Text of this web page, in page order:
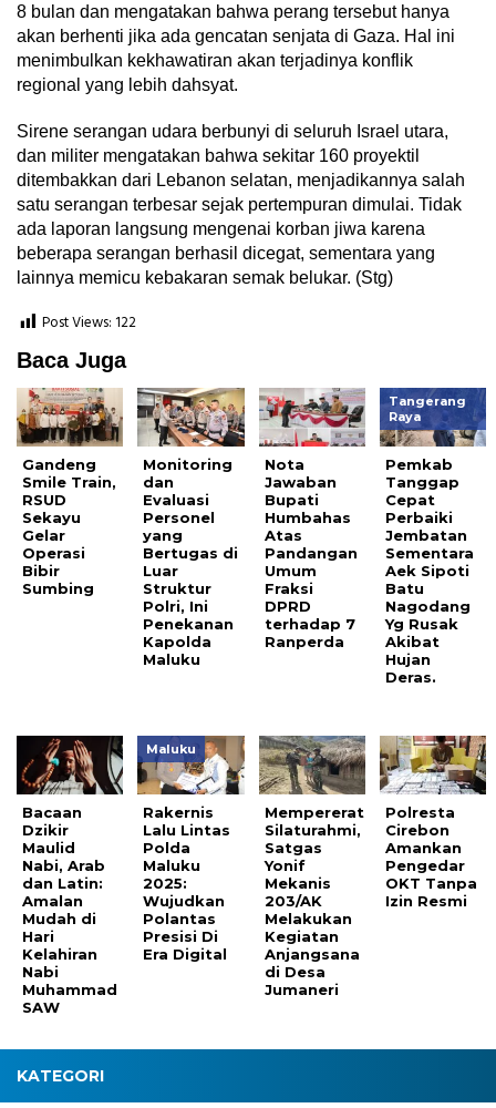
8 bulan dan mengatakan bahwa perang tersebut hanya
akan berhenti jika ada gencatan senjata di Gaza. Hal ini
menimbulkan kekhawatiran akan terjadinya konflik
regional yang lebih dahsyat.
Sirene serangan udara berbunyi di seluruh Israel utara,
dan militer mengatakan bahwa sekitar 160 proyektil
ditembakkan dari Lebanon selatan, menjadikannya salah
satu serangan terbesar sejak pertempuran dimulai. Tidak
ada laporan langsung mengenai korban jiwa karena
beberapa serangan berhasil dicegat, sementara yang
lainnya memicu kebakaran semak belukar. (Stg)
Post Views: 122
Baca Juga
Gandeng
Smile Train,
RSUD
Sekayu
Gelar
Operasi
Bibir
Sumbing
Monitoring
dan
Evaluasi
Personel
yang
Bertugas di
Luar
Struktur
Polri, Ini
Penekanan
Kapolda
Maluku
Nota
Jawaban
Bupati
Humbahas
Atas
Pandangan
Umum
Fraksi
DPRD
terhadap 7
Ranperda
Tangerang
Raya
Pemkab
Tanggap
Cepat
Perbaiki
Jembatan
Sementara
Aek Sipoti
Batu
Nagodang
Yg Rusak
Akibat
Hujan
Deras.
Bacaan
Dzikir
Maulid
Nabi, Arab
dan Latin:
Amalan
Mudah di
Hari
Kelahiran
Nabi
Muhammad
SAW
Maluku
Rakernis
Lalu Lintas
Polda
Maluku
2025:
Wujudkan
Polantas
Presisi Di
Era Digital
Mempererat
Silaturahmi,
Satgas
Yonif
Mekanis
203/AK
Melakukan
Kegiatan
Anjangsana
di Desa
Jumaneri
Polresta
Cirebon
Amankan
Pengedar
OKT Tanpa
Izin Resmi
KATEGORI